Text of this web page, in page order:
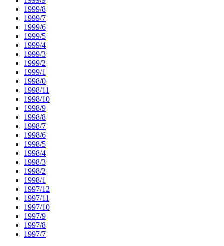
1999/8
1999/7
1999/6
1999/5
1999/4
1999/3
1999/2
1999/1
1998/0
1998/11
1998/10
1998/9
1998/8
1998/7
1998/6
1998/5
1998/4
1998/3
1998/2
1998/1
1997/12
1997/11
1997/10
1997/9
1997/8
1997/7